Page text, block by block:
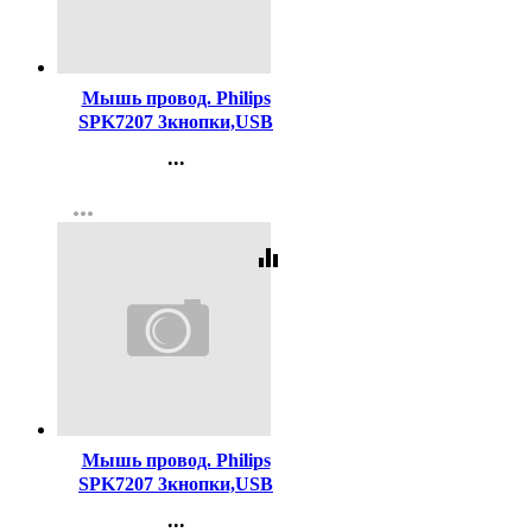
Мышь провод. Philips
SPK7207 3кнопки,USB
...
Регистрация
more_horiz
equalizer
Мышь провод. Philips
SPK7207 3кнопки,USB
...